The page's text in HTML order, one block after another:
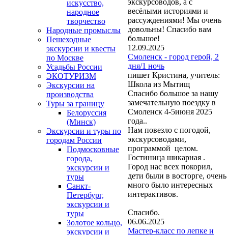
искусство,
народное
творчество
Народные промыслы
Пешеходные
экскурсии и квесты
по Москве
Усадьбы России
ЭКОТУРИЗМ
Экскурсии на
производства
Туры за границу
Белоруссия
(Минск)
Экскурсии и туры по
городам России
Подмосковные
города,
экскурсии и
туры
Санкт-
Петербург,
экскурсии и
туры
Золотое кольцо,
экскурсии и
весёлыми историями и
рассуждениями! Мы очень
довольны! Спасибо вам
большое!
12.09.2025
Смоленск - город герой, 2
дня/1 ночь
пишет Кристина, учитель:
Школа из Мытищ
Спасибо большое за нашу
замечательную поездку в
Смоленск 4-5июня 2025
года..
Нам повезло с погодой,
экскурсоводами,
программой целом.
Гостиница шикарная .
Город нас всех покорил,
дети были в восторге, очень
много было интересных
интерактивов.
Спасибо.
06.06.2025
Мастер-класс по лепке и